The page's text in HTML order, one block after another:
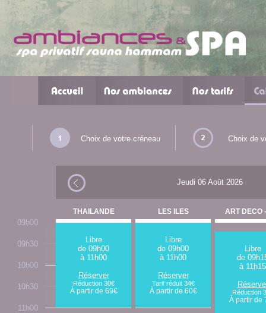
Choix de votre créneau Choix de
Jeudi 06 Août 2026
09h00
09h30
10h00
10h30
11h00
THAILANDE
Libre
de 09h00
à 11h00
Réserver
Réduction 30€
À partir de 69€
LES ILES
Libre
de 09h00
à 11h00
Réserver
Tarif réduit 34€
À partir de 60€
ART DECO
Libre
de
à 11h15
Réduction
À partir de